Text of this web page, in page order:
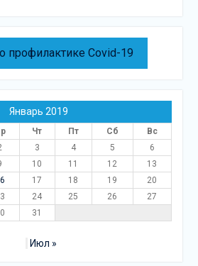
профилактике Covid-19
Январь 2019
Чт Пт Сб
Вс
3 4 5
6
10 11 12
13
17 18 19
20
24 25 26
27
31
Июл »